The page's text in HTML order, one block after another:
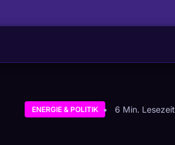
ENERGIE & POLITIK 6 Min. Lesezeit